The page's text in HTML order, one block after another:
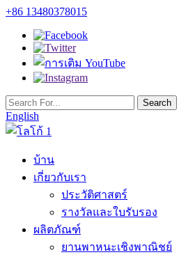
+86 13480378015
English
บ้าน
เกี่ยวกับเรา
ประวัติศาสตร์
รางวัลและใบรับรอง
ผลิตภัณฑ์
ยานพาหนะเชิงพาณิชย์